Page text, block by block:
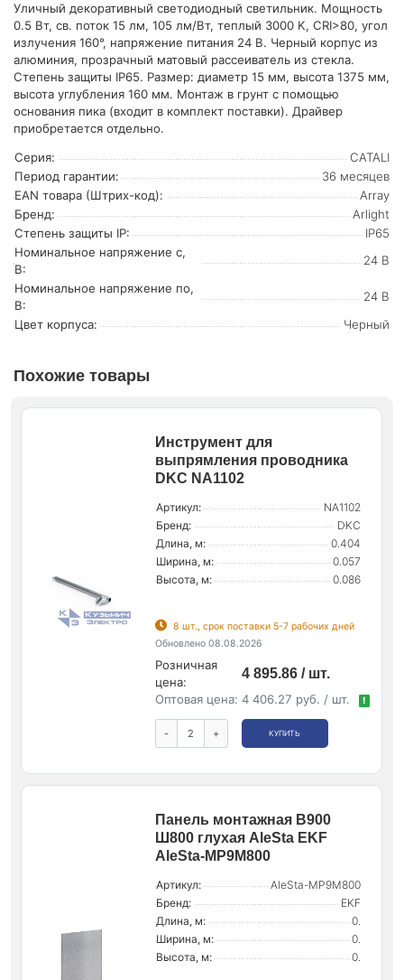
Уличный декоративный светодиодный светильник. Мощность
0.5 Вт, св. поток 15 лм, 105 лм/Вт, теплый 3000 K, CRI>80, угол
излучения 160°, напряжение питания 24 В. Черный корпус из
алюминия, прозрачный матовый рассеиватель из стекла.
Степень защиты IP65. Размер: диаметр 15 мм, высота 1375 мм,
высота углубления 160 мм. Монтаж в грунт с помощью
основания пика (входит в комплект поставки). Драйвер
приобретается отдельно.
Серия:
CATALI
Период гарантии:
36 месяцев
EAN товара (Штрих-код):
Array
Бренд:
Arlight
Степень защиты IP:
IP65
Номинальное напряжение с,
В:
24 В
Номинальное напряжение по,
В:
24 В
Цвет корпуса:
Черный
Похожие товары
Инструмент для
выпрямления проводника
DKC NA1102
Артикул:
NA1102
Бренд:
DKC
Длина, м:
0.404
Ширина, м:
0.057
Высота, м:
0.086
8 шт., срок поставки 5-7 рабочих дней
Обновлено 08.08.2026
Розничная
цена:
4 895.86 / шт.
Оптовая цена: 4 406.27 руб. / шт. !
- + КУПИТЬ
Панель монтажная В900
Ш800 глухая AleSta EKF
AleSta-MP9M800
Артикул:
AleSta-MP9M800
Бренд:
EKF
Длина, м:
0.
Ширина, м:
0.
Высота, м:
0.